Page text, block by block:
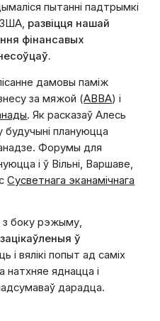
пытанні падтрымкі
ЗША, развіцця нашай
фінансавых
дамовы паміж
за мяжой (АВВА) і
. Як расказаў Алесь
будучыні плануюцца
Форумы для
і ў Вільні, Варшаве,
Сусветнага эканамічнага
з боку рэжыму,
ў
і вялікі попыт ад саміх
натхняе яднацца і
дарадца.